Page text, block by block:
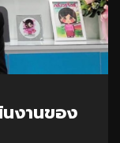
นงานของ